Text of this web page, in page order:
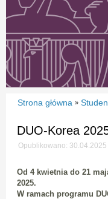
Strona główna »
DUO-Korea
Opublikowano: 30.04.2025
Od 4 kwietnia do 21
2025.
W ramach programu